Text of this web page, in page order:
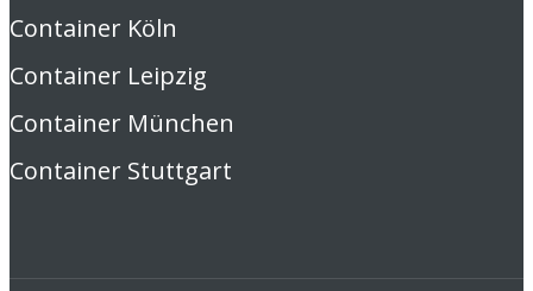
Container Köln
Container Leipzig
Container München
Container Stuttgart